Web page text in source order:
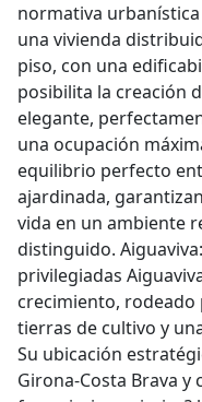
normativa
una vivienda
piso, con una
posibilita la creación
elegante,
una ocupación
equilibrio perfecto
ajardinada,
vida en un ambiente
distinguido.
privilegiadas
crecimiento,
tierras de cultivo y
Su ubicación
Girona-Costa Brava y